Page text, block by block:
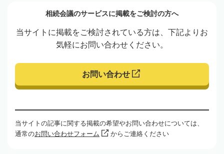
相続会議のサービスに掲載をご検討の方へ
当サイトに掲載をご検討されている方は、下記よりお
気軽にお問い合わせください。
お問い合わせ
当サイトの記事に関する掲載の希望やお問い合わせについては、
通常のお問い合わせフォーム からご連絡ください